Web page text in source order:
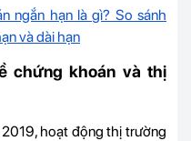
ngắn hạn là gì? So sánh
và dài hạn
chứng khoán và thị
hoạt động thị trường